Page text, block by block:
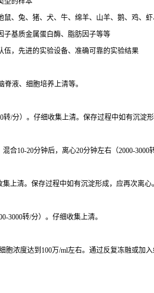
的样本
、兔、猪、犬、牛、绵羊、山羊、鹅、鸡、
基质金属蛋白酶、脂肪因子等等
，先进的实验设备、准确可靠的实验结果
液、细胞培养上清等。
/分）。仔细收集上清。保存过程中如有沉淀形
合10-20分钟后，离心20分钟左右（2000-
上清。保存过程中如有沉淀形成，应再次离心
3000转/分）。仔细收集上清。
胞浓度达到100万/ml左右。通过反复冻融或